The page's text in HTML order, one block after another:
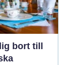
bort till